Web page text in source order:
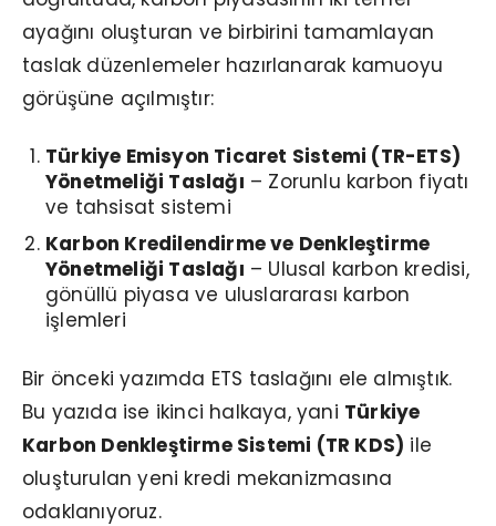
ayağını oluşturan ve birbirini tamamlayan
taslak düzenlemeler hazırlanarak kamuoyu
görüşüne açılmıştır:
Türkiye Emisyon Ticaret Sistemi (TR-ETS)
Yönetmeliği Taslağı – Zorunlu karbon fiyatı
ve tahsisat sistemi
Karbon Kredilendirme ve Denkleştirme
Yönetmeliği Taslağı – Ulusal karbon kredisi,
gönüllü piyasa ve uluslararası karbon
işlemleri
Bir önceki yazımda ETS taslağını ele almıştık.
Bu yazıda ise ikinci halkaya, yani Türkiye
Karbon Denkleştirme Sistemi (TR KDS) ile
oluşturulan yeni kredi mekanizmasına
odaklanıyoruz.